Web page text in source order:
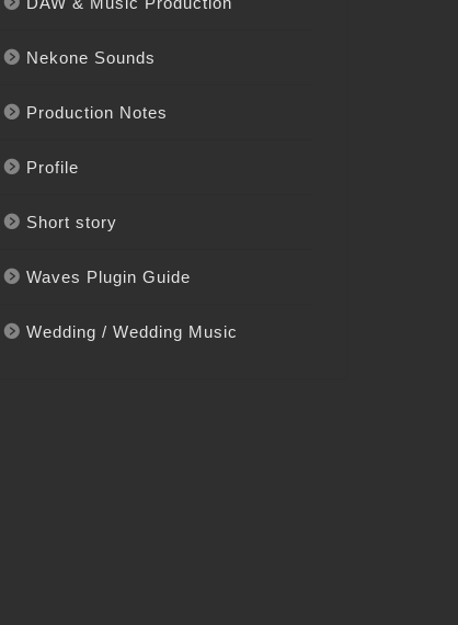
Nekone Sounds
Production Notes
Profile
Short story
Waves Plugin Guide
Wedding / Wedding Music